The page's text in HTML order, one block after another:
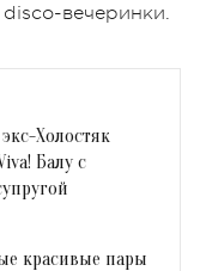
вечеринки.
Холостяк
Балу с
красивые пары